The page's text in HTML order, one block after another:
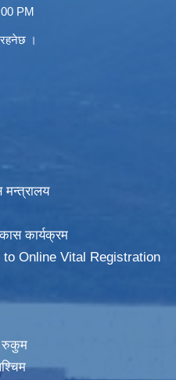
PM
रहनेछ ।
मन्त्रालय
कार्यक्रम
to Online Vital Registration
रुकुम